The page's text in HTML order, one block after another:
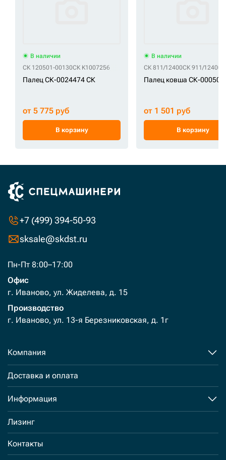
В наличии
СК 120501-00130СК K1007256
Палец СК-0024474 СК
от 5 775 руб
В корзину
В наличии
СК 811/12400СК 911/12400
Палец ковша СК-
от 1 501 руб
В корзину
+7 (499) 394-50-93
sksale@skdst.ru
Пн-Пт 8:00–17:00
Офис
г. Иваново, ул. Жиделева, д. 15
Производство
г. Иваново, ул. 13-я Березниковская, д. 1г
Компания
Доставка и оплата
Информация
Лизинг
Контакты